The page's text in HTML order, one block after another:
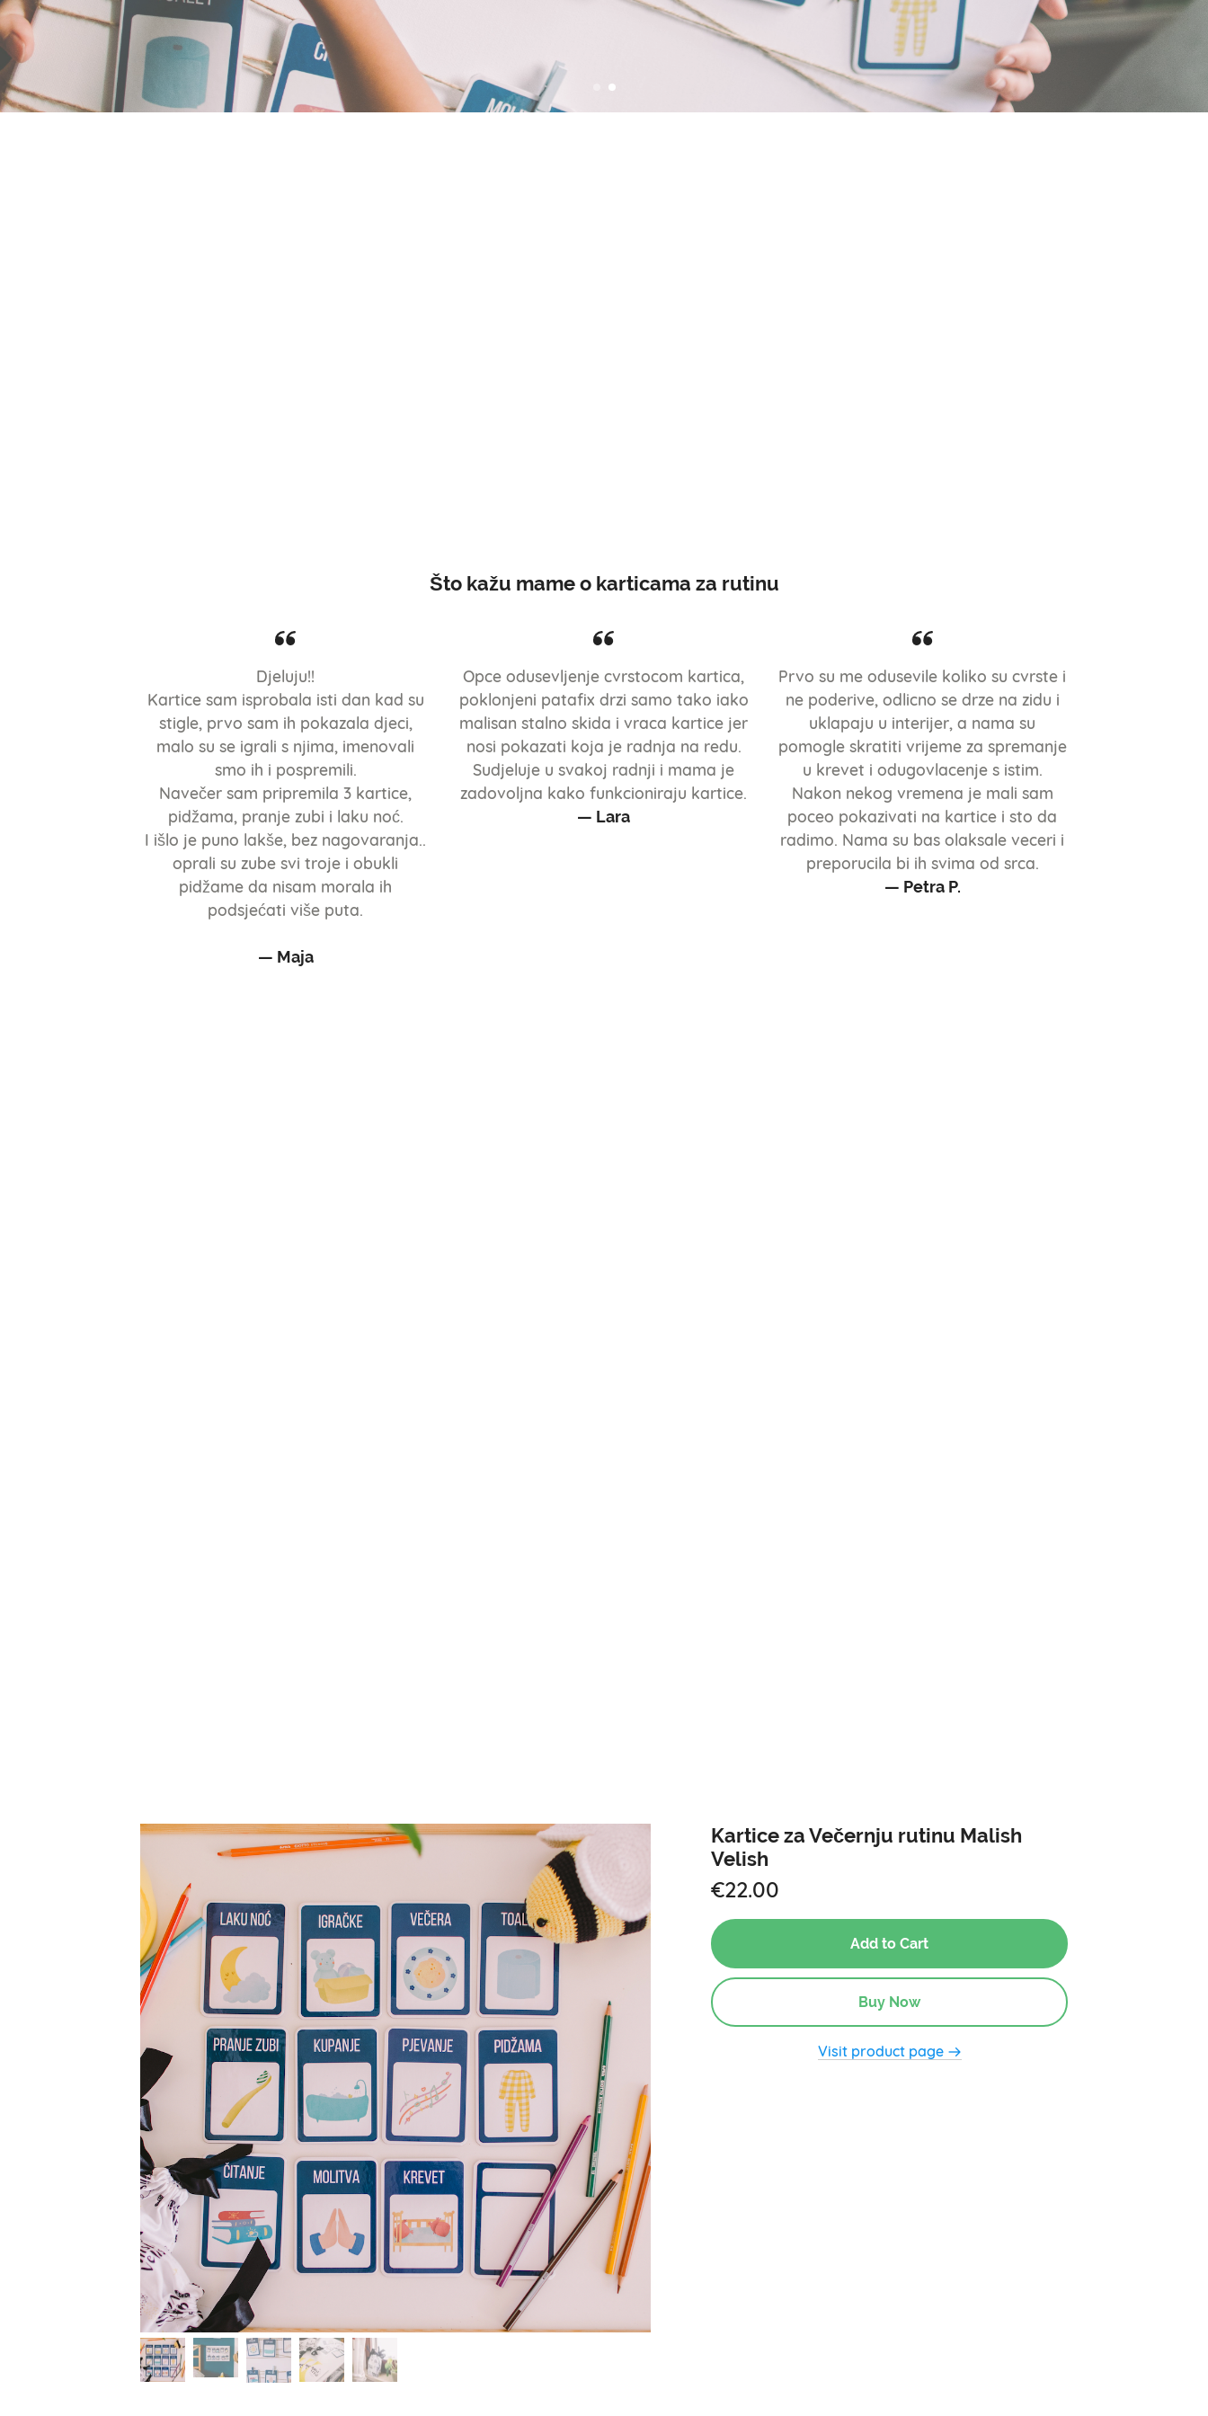
Što kažu mame o karticama za rutinu
Djeluju!!
Kartice sam isprobala isti dan kad su
stigle, prvo sam ih pokazala djeci,
malo su se igrali s njima, imenovali
smo ih i pospremili.
Navečer sam pripremila 3 kartice,
pidžama, pranje zubi i laku noć.
I išlo je puno lakše, bez nagovaranja..
oprali su zube svi troje i obukli
pidžame da nisam morala ih
podsjećati više puta.
— Maja
Opce odusevljenje cvrstocom kartica,
poklonjeni patafix drzi samo tako iako
malisan stalno skida i vraca kartice jer
nosi pokazati koja je radnja na redu.
Sudjeluje u svakoj radnji i mama je
zadovoljna kako funkcioniraju kartice.
— Lara
Prvo su me odusevile koliko su cvrste i
ne poderive, odlicno se drze na zidu i
uklapaju u interijer, a nama su
pomogle skratiti vrijeme za spremanje
u krevet i odugovlacenje s istim.
Nakon nekog vremena je mali sam
poceo pokazivati na kartice i sto da
radimo. Nama su bas olaksale veceri i
preporucila bi ih svima od srca.
— Petra P.
Kartice za Večernju rutinu Malish
Velish
€22.00
Add to Cart
Buy Now
Visit product page